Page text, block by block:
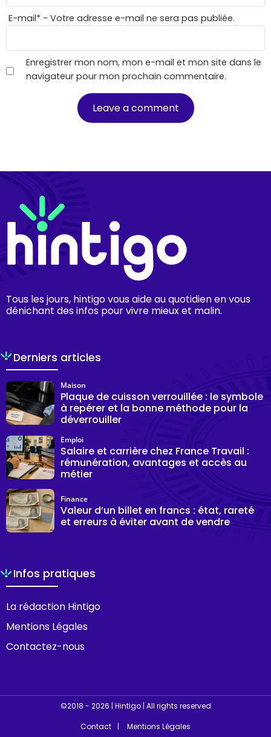
E-mail* - Votre adresse e-mail ne sera pas publiée.
Enregistrer mon nom, mon e-mail et mon site dans le
navigateur pour mon prochain commentaire.
Tous les jours, hintigo vous aide au quotidien en vous
dénichant des infos pour vivre mieux et malin.
Derniers articles
Plaque de cuisson verrouillée : le symbole
à repérer et la bonne méthode pour la
déverrouiller
Maison
Salaire et carrière chez France Travail :
rémunération, avantages et accès au
métier
Emploi
Valeur d’un billet en francs : état, rareté
et erreurs à éviter avant de vendre
Finance
Infos pratiques
La rédaction Hintigo
Mentions Légales
Contactez-nous
©2018 - 2026 | Hintigo | All rights reserved
Contact
Mentions Légales